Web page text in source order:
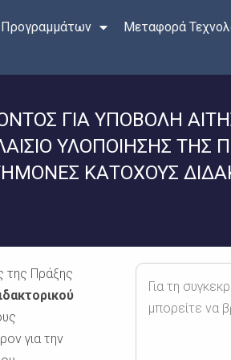
Προγραμμάτων Μεταφορά
ΓΙΑ ΥΠΟΒΟΛΗ
ΥΛΟΠΟΙΗΣΗΣ ΤΗΣ
ΚΑΤΟΧΟΥΣ
της Πράξης
για την
Για τη
μπορείτε να